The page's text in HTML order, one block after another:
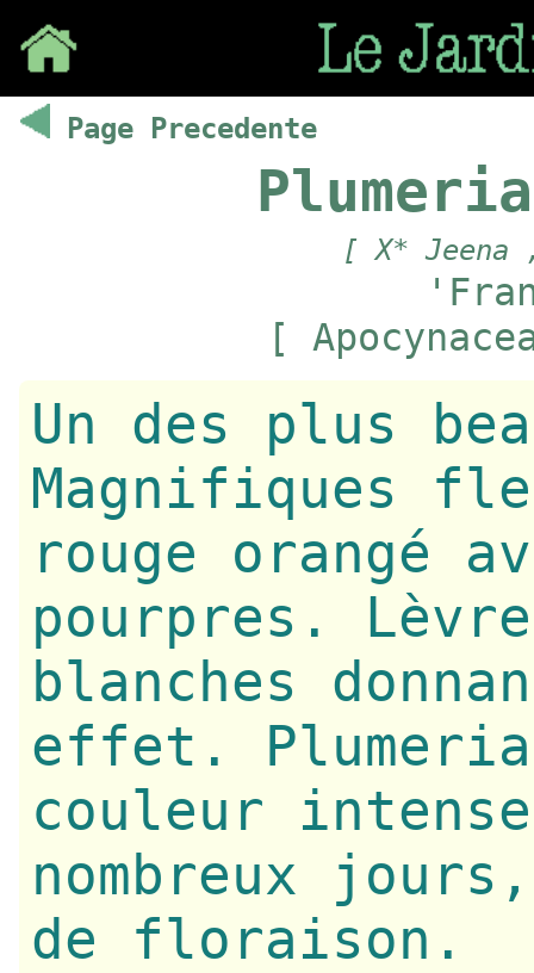
Page Precedente
[ X* Jeena
[
Un des plus
Magnifiques
rouge orangé
pourpres.
blanches
effet.
couleur
nombreux
de floraison.